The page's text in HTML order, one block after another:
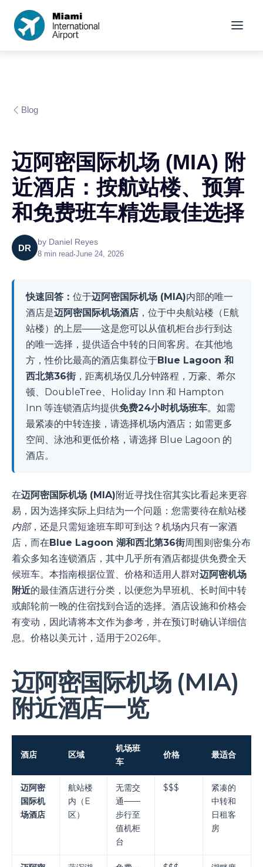
Blog
迈阿密国际机场 (MIA) 附
近酒店：按航站楼、预算
和免费班车精选最佳选择
DR
by Daniel Reyes
8 min read•June 24, 2026
快速回答： 位于迈阿密国际机场 (MIA)内部的唯一
酒店是迈阿密国际机场酒店 ，位于中央航站楼（E航
站楼）的上层——这是您可以从值机柜台步行到达
的唯一选择，提供适合中转的日间客房。在其他地
方，性价比最高的酒店集群位于Blue Lagoon 和
西北第36街，距离机场仅几分钟路程，万豪、希尔
顿、DoubleTree、Holiday Inn 和 Hampton
Inn 等连锁酒店均提供免费24小时机场班车。如需
最紧凑的中转连接，请选择机场内酒店；如需更多
空间、泳池和更低价格，请选择 Blue Lagoon 的
酒店。
在迈阿密国际机场 (MIA)附近寻找住宿其实比看起来更容
易，因为选择实际上归结为一个问题：您需要待在航站楼
内部，还是只需短途班车即可到达？机场内只有一家酒
店，而在Blue Lagoon 湖和西北第36街周围则密集分布
着众多知名连锁酒店，其中几乎所有酒店都提供免费全天
候班车。本指南根据位置、价格和适用人群对迈阿密机场
附近的最佳酒店进行分类，以便您为早班机、长时间中转
或邮轮前一晚的住宿找到合适的选择。酒店设施和价格会
有变动，因此请将本文作为参考，并在预订时确认详细信
息。价格以美元计，适用于2026年。
迈阿密国际机场 (MIA)
附近酒店一览
酒店 区域
机场班
车
价格 最适合
迈阿密
国际机
场酒店
航站楼
内（E
区）
无需交
通——
步行至
值机柜
台
$$$
紧凑的
中转和
日租客
房